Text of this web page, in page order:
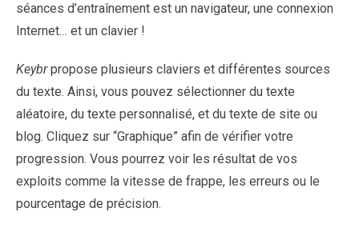
séances d’entraînement est un navigateur, une connexion
Internet… et un clavier !
Keybrpropose plusieurs claviers et différentes sources
du texte. Ainsi, vous pouvez sélectionner du texte
aléatoire, du texte personnalisé, et du texte de site ou
blog. Cliquez sur “Graphique” afin de vérifier votre
progression. Vous pourrez voir les résultat de vos
exploits comme la vitesse de frappe, les erreurs ou le
pourcentage de précision.